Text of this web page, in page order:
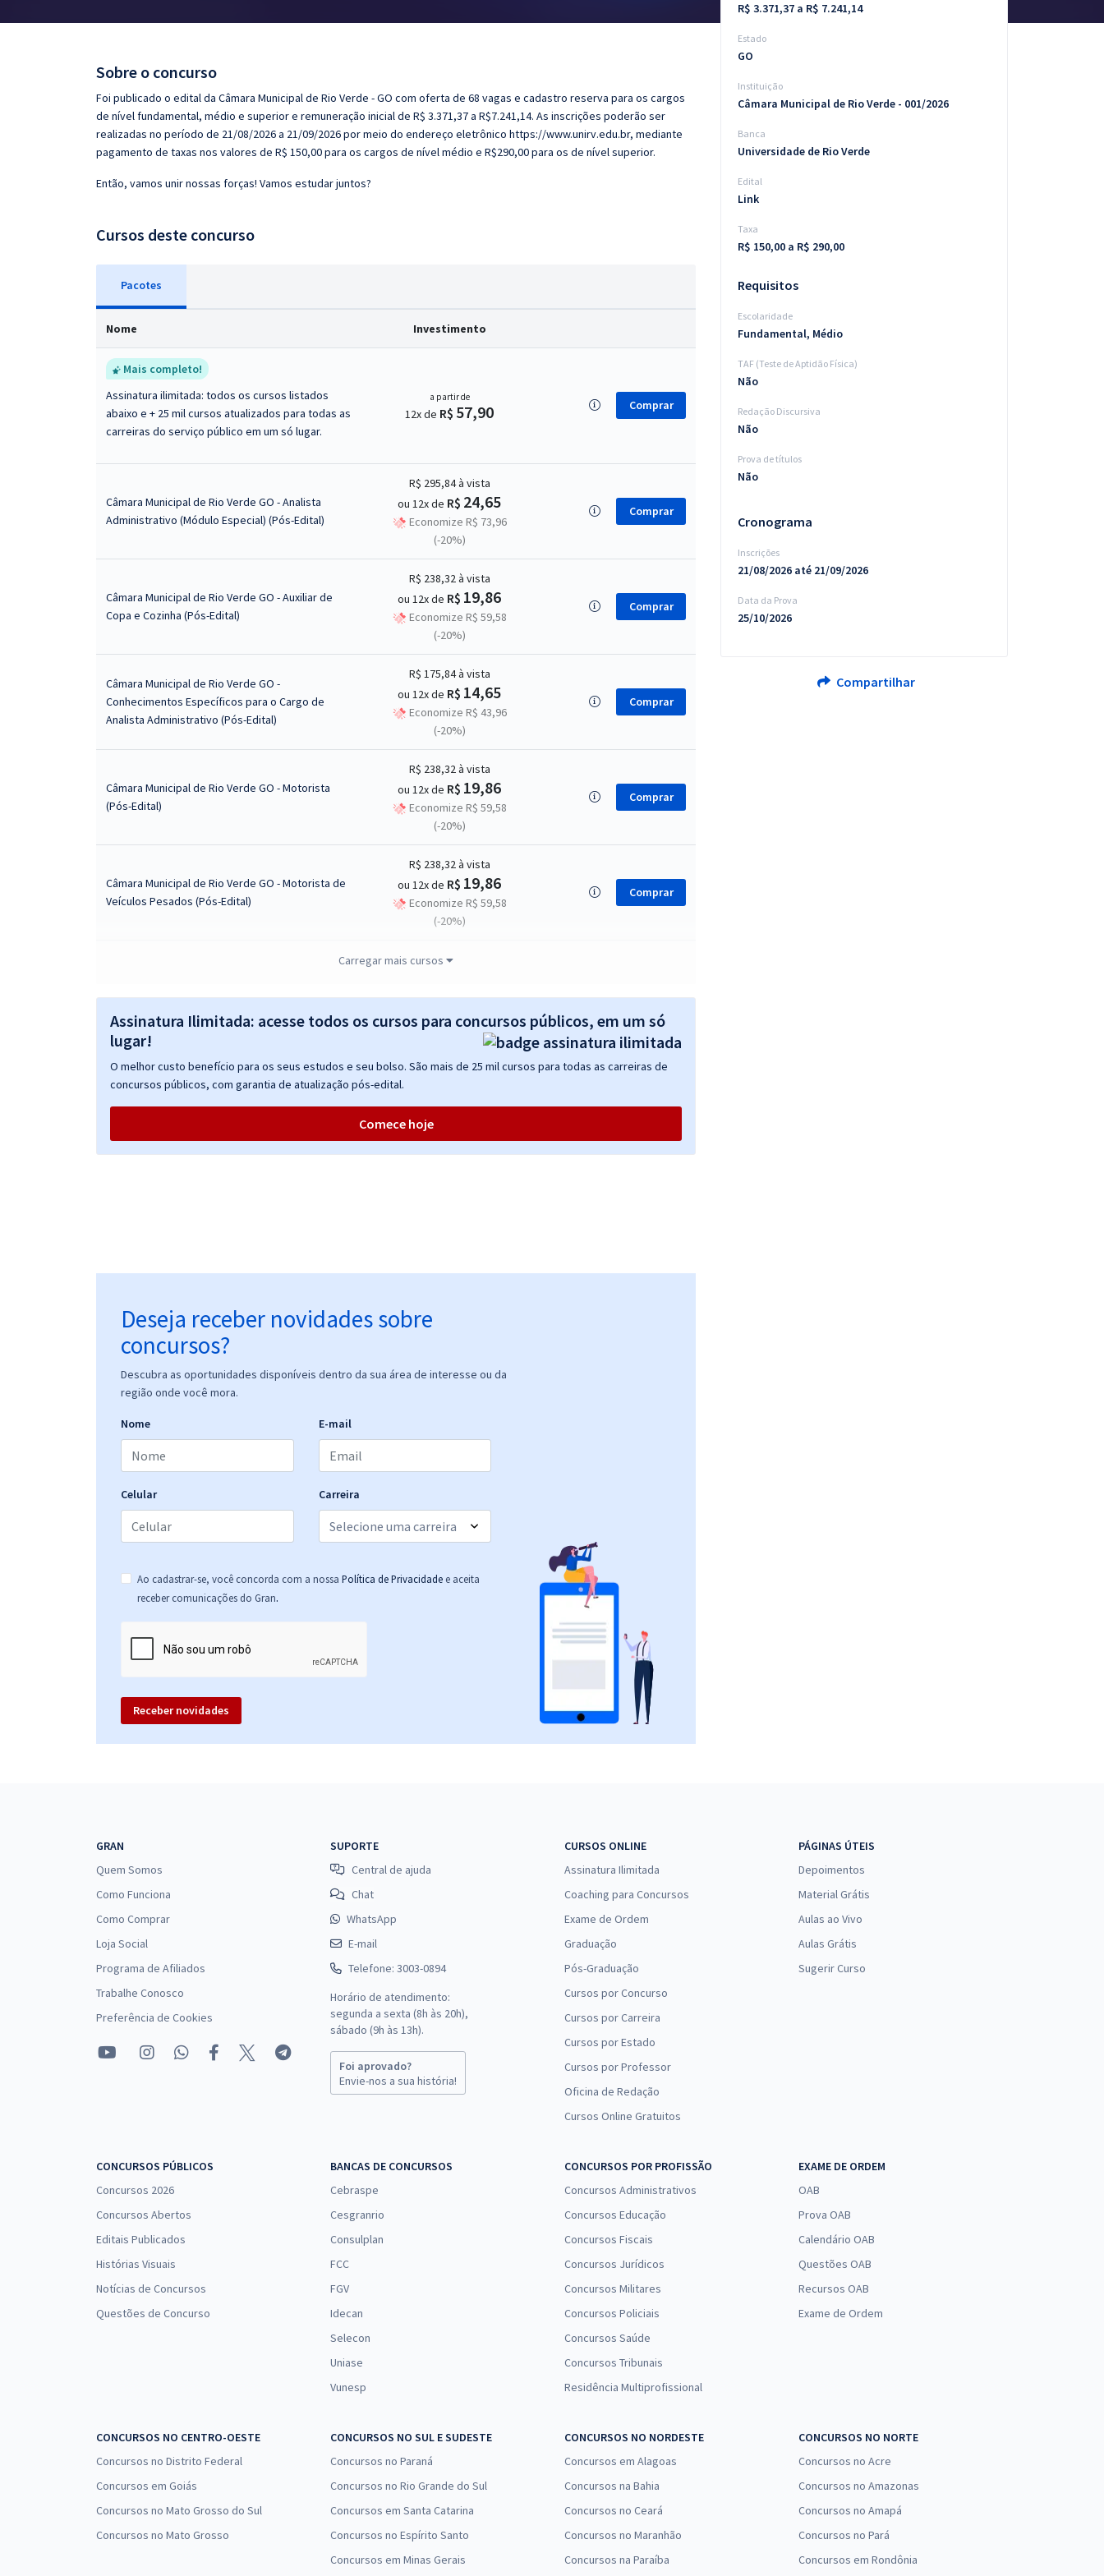
Sobre o concurso
Foi publicado o edital da Câmara Municipal de Rio Verde - GO com oferta de 68 vagas e cadastro reserva para os cargos
de nível fundamental, médio e superior e remuneração inicial de R$ 3.371,37 a R$7.241,14. As inscrições poderão ser
realizadas no período de 21/08/2026 a 21/09/2026 por meio do endereço eletrônico https://www.unirv.edu.br, mediante
pagamento de taxas nos valores de R$ 150,00 para os cargos de nível médio e R$290,00 para os de nível superior.
Então, vamos unir nossas forças! Vamos estudar juntos?
Cursos deste concurso
Pacotes
Nome Investimento
Mais completo!
Assinatura ilimitada: todos os cursos listados
abaixo e + 25 mil cursos atualizados para todas as
carreiras do serviço público em um só lugar.
a partir de
12x de R$ 57,90 Comprar
Câmara Municipal de Rio Verde GO - Analista
Administrativo (Módulo Especial) (Pós-Edital)
R$ 295,84à vista
ou 12x de R$ 24,65
Economize R$ 73,96
(-20%)
Comprar
Câmara Municipal de Rio Verde GO - Auxiliar de
Copa e Cozinha (Pós-Edital)
R$ 238,32à vista
ou 12x de R$ 19,86
Economize R$ 59,58
(-20%)
Comprar
Câmara Municipal de Rio Verde GO -
Conhecimentos Específicos para o Cargo de
Analista Administrativo (Pós-Edital)
R$ 175,84à vista
ou 12x de R$ 14,65
Economize R$ 43,96
(-20%)
Comprar
Câmara Municipal de Rio Verde GO - Motorista
(Pós-Edital)
R$ 238,32à vista
ou 12x de R$ 19,86
Economize R$ 59,58
(-20%)
Comprar
Câmara Municipal de Rio Verde GO - Motorista de
Veículos Pesados (Pós-Edital)
R$ 238,32à vista
ou 12x de R$ 19,86
Economize R$ 59,58
(-20%)
Comprar
Administrativo (Pós-Edital)
R$ 358,32
Economize R$ 89,58
(-20%)
Carregar mais cursos
Assinatura Ilimitada: acesse todos os cursos para concursos públicos, em um só
lugar!
O melhor custo benefício para os seus estudos e seu bolso. São mais de 25 mil cursos para todas as carreiras de
concursos públicos, com garantia de atualização pós-edital.
Comece hoje
Deseja receber novidades sobre
concursos?
Descubra as oportunidades disponíveis dentro da sua área de interesse ou da
região onde você mora.
Nome E-mail
Celular Carreira
Ao cadastrar-se, você concorda com a nossa Política de Privacidade e aceita
receber comunicações do Gran.
Receber novidades
R$ 3.371,37 a R$ 7.241,14
Estado
GO
Instituição
Câmara Municipal de Rio Verde - 001/2026
Banca
Universidade de Rio Verde
Edital
Link
Taxa
R$ 150,00 a R$ 290,00
Requisitos
Escolaridade
Fundamental, Médio
TAF (Teste de Aptidão Física)
Não
Redação Discursiva
Não
Prova de títulos
Não
Cronograma
Inscrições
21/08/2026 até 21/09/2026
Data da Prova
25/10/2026
Compartilhar
GRAN
Quem Somos
Como Funciona
Como Comprar
Loja Social
Programa de Afiliados
Trabalhe Conosco
Preferência de Cookies
SUPORTE
Central de ajuda
Chat
WhatsApp
E-mail
Telefone: 3003-0894
Horário de atendimento:
segunda a sexta (8h às 20h),
sábado (9h às 13h).
Foi aprovado?
Envie-nos a sua história!
CURSOS ONLINE
Assinatura Ilimitada
Coaching para Concursos
Exame de Ordem
Graduação
Pós-Graduação
Cursos por Concurso
Cursos por Carreira
Cursos por Estado
Cursos por Professor
Oficina de Redação
Cursos Online Gratuitos
PÁGINAS ÚTEIS
Depoimentos
Material Grátis
Aulas ao Vivo
Aulas Grátis
Sugerir Curso
CONCURSOS PÚBLICOS
Concursos 2026
Concursos Abertos
Editais Publicados
Histórias Visuais
Notícias de Concursos
Questões de Concurso
BANCAS DE CONCURSOS
Cebraspe
Cesgranrio
Consulplan
FCC
FGV
Idecan
Selecon
Uniase
Vunesp
CONCURSOS POR PROFISSÃO
Concursos Administrativos
Concursos Educação
Concursos Fiscais
Concursos Jurídicos
Concursos Militares
Concursos Policiais
Concursos Saúde
Concursos Tribunais
Residência Multiprofissional
EXAME DE ORDEM
OAB
Prova OAB
Calendário OAB
Questões OAB
Recursos OAB
Exame de Ordem
CONCURSOS NO CENTRO-OESTE
Concursos no Distrito Federal
Concursos em Goiás
Concursos no Mato Grosso do Sul
Concursos no Mato Grosso
CONCURSOS NO SUL E SUDESTE
Concursos no Paraná
Concursos no Rio Grande do Sul
Concursos em Santa Catarina
Concursos no Espírito Santo
Concursos em Minas Gerais
CONCURSOS NO NORDESTE
Concursos em Alagoas
Concursos na Bahia
Concursos no Ceará
Concursos no Maranhão
Concursos na Paraíba
CONCURSOS NO NORTE
Concursos no Acre
Concursos no Amazonas
Concursos no Amapá
Concursos no Pará
Concursos em Rondônia